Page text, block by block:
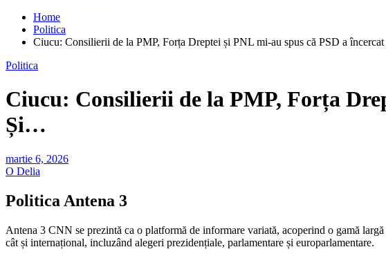
Home
Politica
Ciucu: Consilierii de la PMP, Forța Dreptei și PNL mi-au spus că PSD a
Politica
Ciucu: Consilierii de la PMP, Forța
Și…
martie 6, 2026
O Delia
Politica Antena 3
Antena 3 CNN se prezintă ca o platformă de informare variată, acoperind o gamă
cât și internațional, incluzând alegeri prezidențiale, parlamentare și europarlamentare.